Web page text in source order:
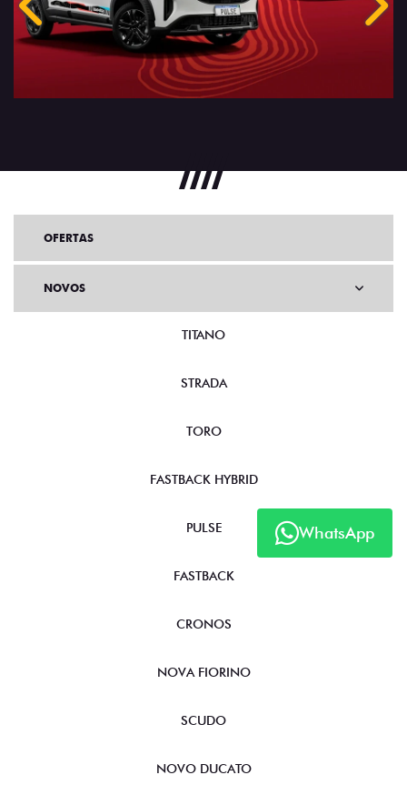
Anterior
WhatsApp
OFERTAS
NOVOS
TITANO
STRADA
TORO
FASTBACK HYBRID
PULSE
FASTBACK
CRONOS
NOVA FIORINO
SCUDO
NOVO DUCATO